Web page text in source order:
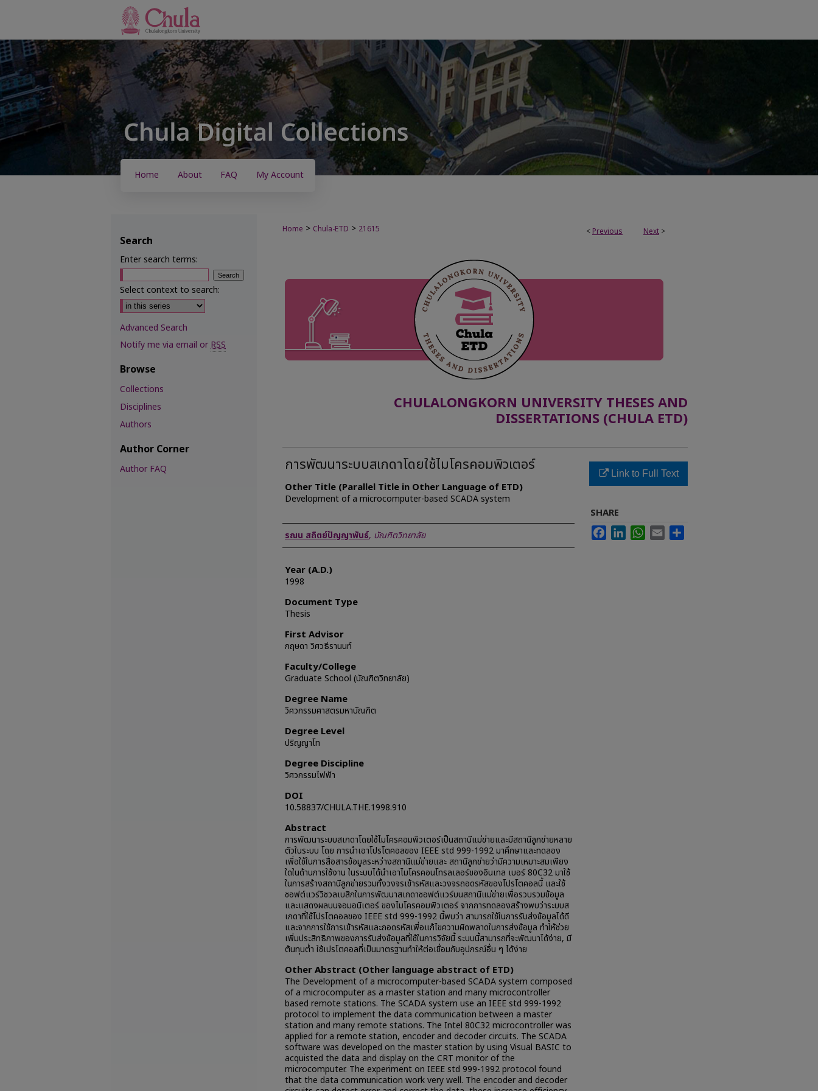
Home About FAQ My Account
< Previous Next >
Home > Chula-ETD > 21615
CHULALONGKORN UNIVERSITY THESES AND
DISSERTATIONS (CHULA ETD)
การพัฒนาระบบสเกดาโดยใช้ไมโครคอมพิวเตอร์
Other Title (Parallel Title in Other Language of ETD)
Development of a microcomputer-based SCADA system
Author
รณน สถิตย์ปัญญาพันธ์, บัณฑิตวิทยาลัย
Year (A.D.)
1998
Document Type
Thesis
First Advisor
กฤษดา วิศวธีรานนท์
Faculty/College
Graduate School (บัณฑิตวิทยาลัย)
Degree Name
วิศวกรรมศาสตรมหาบัณฑิต
Degree Level
ปริญญาโท
Degree Discipline
วิศวกรรมไฟฟ้า
DOI
10.58837/CHULA.THE.1998.910
Abstract
การพัฒนาระบบสเกดาโดยใช้ไมโครคอมพิวเตอร์เป็นสถานีแม่ข่ายและมีสถานีลูกข่ายหลาย
ตัวในระบบ โดย การนำเอาโปรโตคอลของ IEEE std 999-1992 มาศึกษาและทดลอง
เพี่อใช้ในการสื่อสารข้อมูลระหว่างสถานีแม่ข่ายและ สถานีลูกข่ายว่ามีความเหมาะสมเพียง
ใดในด้านการใช้งาน ในระบบได้นำเอาไมโครคอนโทรลเลอร์ของอินเทล เบอร์ 80C32 มาใช้
ในการสร้างสถานีลูกข่ายรวมทั้งวงจรเข้ารหัสและวงจรถอดรหัสของโปรโตคอลนี้ และใช้
ซอฟต์แวร์วิชวลเบสิกในการพัฒนาสเกดาซอฟต์แวร์บนสถานีแม่ข่ายเพื่อรวบรวมข้อมูล
และแสดงผลบนจอมอนิเตอร์ ของไมโครคอมพิวเตอร์ จากการทดลองสร้างพบว่าระบบส
เกดาที่ใช้โปรโตคอลของ IEEE std 999-1992 นี้พบว่า สามารถใช้ในการรับส่งข้อมูลได้ดี
และจากการใช้การเข้ารหัสและถอดรหัสเพี่อแก้ไขความผิดพลาดในการส่งข้อมูล ทำให้ช่วย
เพิ่มประสิทธิภาพของการรับส่งข้อมูลที่ใช้ในการวิจัยนี้ ระบบนี้สามารถที่จะพัฒนาได้ง่าย, มี
ต้นทุนต่ำ ใช้เปรโตคอลที่เป็นมาตรฐานทำให้ต่อเชื่อมกับอุปกรณ์อื่น ๆ ได้ง่าย
Other Abstract (Other language abstract of ETD)
The Development of a microcomputer-based SCADA system composed
of a microcomputer as a master station and many microcontroller
based remote stations. The SCADA system use an IEEE std 999-1992
protocol to implement the data communication between a master
station and many remote stations. The Intel 80C32 microcontroller was
applied for a remote station, encoder and decoder circuits. The SCADA
software was developed on the master station by using Visual BASIC to
acquisted the data and display on the CRT monitor of the
microcomputer. The experiment on IEEE std 999-1992 protocol found
that the data communication work very well. The encoder and decoder
Link to Full Text
SHARE
FacebookLinkedInWhatsApp
Email
Search
Enter search terms:
Select context to search:
Advanced Search
Notify me via email orRSS
Browse
Collections
Disciplines
Authors
Author Corner
Author FAQ